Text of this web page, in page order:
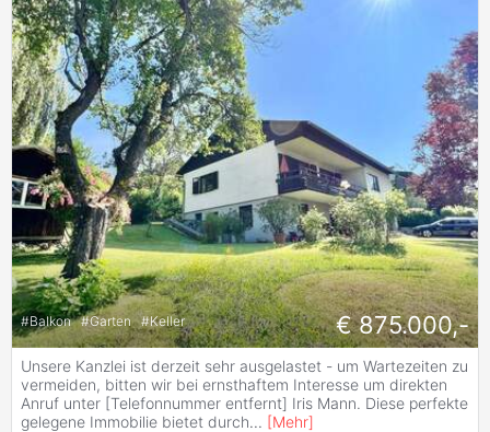
#Balkon #Garten #Keller € 875.000,-
Unsere Kanzlei ist derzeit sehr ausgelastet - um Wartezeiten zu
vermeiden, bitten wir bei ernsthaftem Interesse um direkten
Anruf unter [Telefonnummer entfernt] Iris Mann. Diese perfekte
gelegene Immobilie bietet durch... [Mehr]